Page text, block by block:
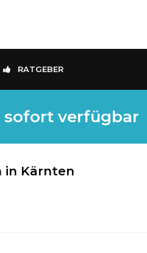
RATGEBER
sofort verfügbar
in Kärnten